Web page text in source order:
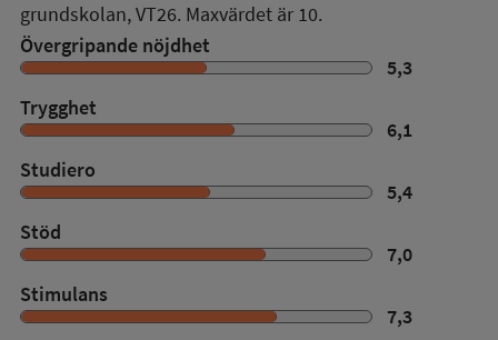
grundskolan,VT26. Maxvärdet är 10.
Övergripande nöjdhet
5,3
Trygghet
6,1
Studiero
5,4
Stöd
7,0
Stimulans
7,3